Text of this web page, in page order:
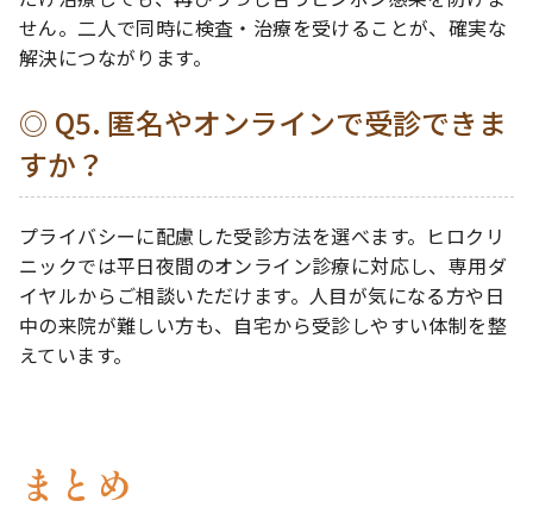
せん。二人で同時に検査・治療を受けることが、確実な
解決につながります。
Q5. 匿名やオンラインで受診できま
すか？
プライバシーに配慮した受診方法を選べます。ヒロクリ
ニックでは平日夜間のオンライン診療に対応し、専用ダ
イヤルからご相談いただけます。人目が気になる方や日
中の来院が難しい方も、自宅から受診しやすい体制を整
えています。
まとめ